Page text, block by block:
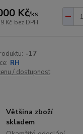
Kč/ks
Kč bez DPH
-17
RH
/ dostupnost
Většina zboží
skladem